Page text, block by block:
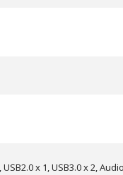
x 1, USB3.0 x 2,